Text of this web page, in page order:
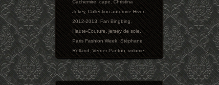
Cachemire,cape,Christina
Jekey,Collection automne Hiver
2012-2013,Fan Bingbing,
Haute-Couture,jersey de soie,
Paris Fashion Week,Stéphane
Rolland,Verner Panton,volume